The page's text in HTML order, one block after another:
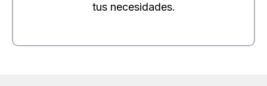
tus necesidades.